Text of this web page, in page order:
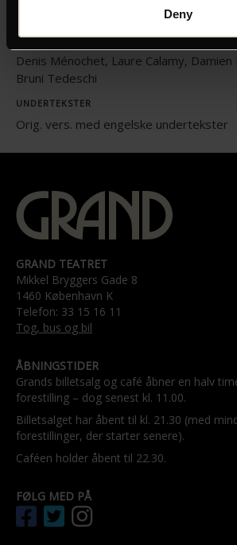
Deny
MEDVIRKENDE
Denis Ménochet, Laure Calamy, Damien
Bruni Tedeschi
UNDERTEKSTER
Orig. vers. med engelske undertekster
GRAND TEATRET
Mikkel Bryggers Gade 8
1460 København K
Telefon: 33 15 16 11
Tog, bus og bil
ÅBNINGSTIDER
Grands billetsalg og café åbner en halv
forestilling – dog senest kl. 11.00.
Billetsalget har åbent til kl. 21.30 (med
forestillinger, der starter senere).
Caféen holder åbent til 22.30.
FØLG MED PÅ